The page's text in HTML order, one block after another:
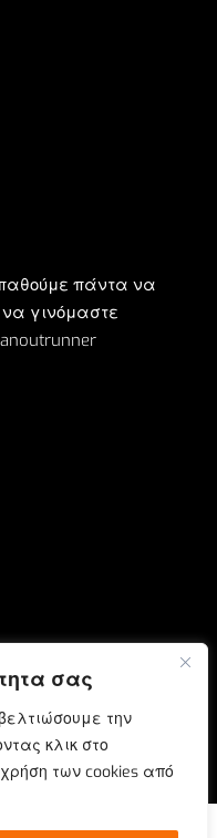
σας
την
κλικ στο
των cookies από
πάντα να
γινόμαστε